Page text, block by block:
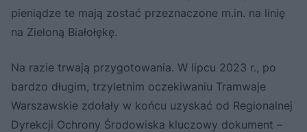
pieniądze te mają zostać przeznaczone m.in. na linię
na Zieloną Białołękę.
Na razie trwają przygotowania. W lipcu 2023 r., po
bardzo długim, trzyletnim oczekiwaniu Tramwaje
Warszawskie zdołały w końcu uzyskać od Regionalnej
Dyrekcji Ochrony Środowiska kluczowy dokument –